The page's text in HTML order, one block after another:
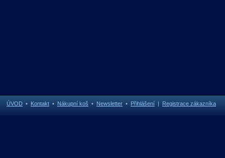
ÚVOD • Kontakt • Nákupní koš • Newsletter • Přihlášení | Registrace zákazníka